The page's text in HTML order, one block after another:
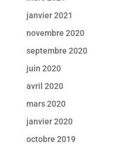
janvier 2021
novembre 2020
septembre 2020
juin 2020
avril 2020
mars 2020
janvier 2020
octobre 2019